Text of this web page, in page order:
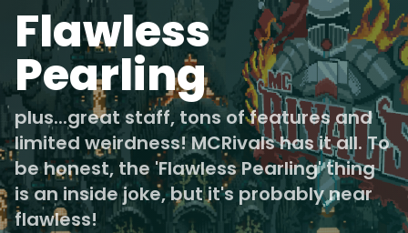
Flawless
Pearling
plus...great staff, tons of features and
limited weirdness! MCRivals has it all. To
be honest, the 'Flawless Pearling' thing
is an inside joke, but it's probably near
flawless!